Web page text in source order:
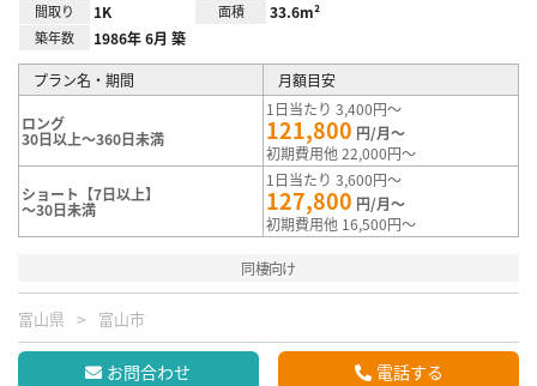
間取り 1K 面積 33.6m²
築年数 1986年 6月 築
プラン名・期間 月額目安
ロング
30日以上～360日未満
1日当たり 3,400円～
121,800 円/月～
初期費用他 22,000円～
ショート【7日以上】
～30日未満
1日当たり 3,600円～
127,800 円/月～
初期費用他 16,500円～
同棲向け
富山県 富山市
お問合わせ 電話する